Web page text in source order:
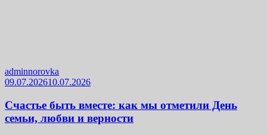
adminnorovka
09.07.202610.07.2026
Счастье быть вместе: как мы отметили День
семьи, любви и верности